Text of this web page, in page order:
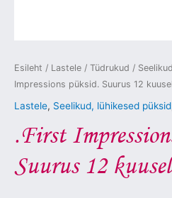
Esileht / Lastele / Tüdrukud /
Impressions püksid. Suurus 12
Lastele, Seelikud, lühikesed püksid
.First
Suurus 12